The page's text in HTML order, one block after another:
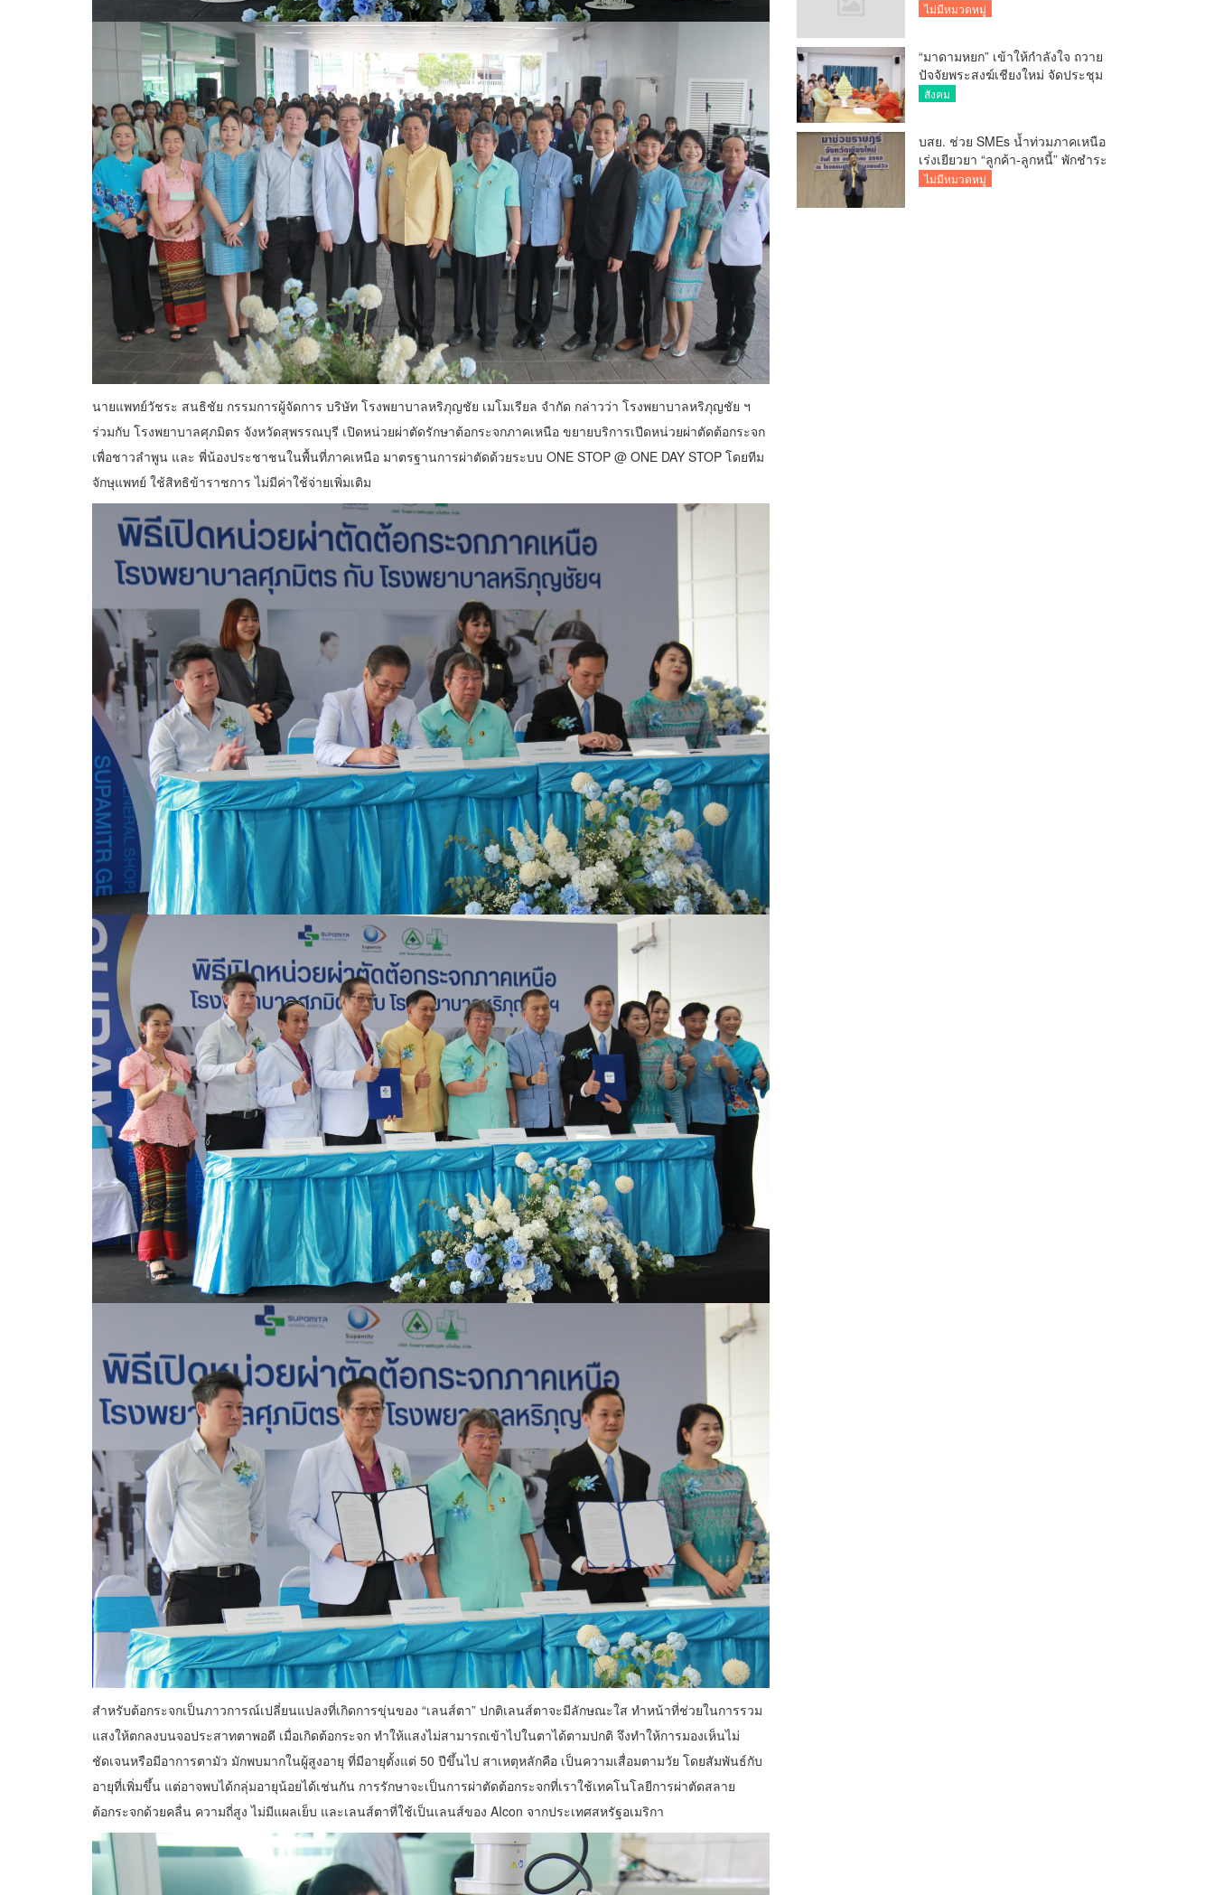
นายแพทย์วัชระ สนธิชัย กรรมการผู้จัดการ บริษัท โรงพยาบาลหริภุญชัย เมโมเรียล จำกัด กล่าวว่า โรงพยาบาลหริภุญชัย ฯ
ร่วมกับ โรงพยาบาลศุภมิตร จังหวัดสุพรรณบุรี เปิดหน่วยผ่าตัดรักษาต้อกระจกภาคเหนือ ขยายบริการเปีดหน่วยผ่าตัดต้อกระจก
เพื่อชาวลำพูน และ พี่น้องประชาชนในพื้นที่ภาคเหนือ มาตรฐานการผ่าตัดด้วยระบบ ONE STOP @ ONE DAY STOP โดยทีม
จักษุแพทย์ ใช้สิทธิข้าราชการ ไม่มีค่าใช้จ่ายเพิ่มเติม
สำหรับต้อกระจกเป็นภาวการณ์เปลี่ยนแปลงที่เกิดการขุ่นของ “เลนส์ตา” ปกติเลนส์ตาจะมีลักษณะใส ทำหน้าที่ช่วยในการรวม
แสงให้ตกลงบนจอประสาทตาพอดี เมื่อเกิดต้อกระจก ทำให้แสงไม่สามารถเข้าไปในตาได้ตามปกติ จึงทำให้การมองเห็นไม่
ชัดเจนหรือมีอาการตามัว มักพบมากในผู้สูงอายุ ที่มีอายุตั้งแต่ 50 ปีขึ้นไป สาเหตุหลักคือ เป็นความเสื่อมตามวัย โดยสัมพันธ์กับ
อายุที่เพิ่มขึ้น แต่อาจพบได้กลุ่มอายุน้อยได้เช่นกัน การรักษาจะเป็นการผ่าตัดต้อกระจกที่เราใช้เทคโนโลยีการผ่าตัดสลาย
ต้อกระจกด้วยคลื่น ความถี่สูง ไม่มีแผลเย็บ และเลนส์ตาที่ใช้เป็นเลนส์ของ AIcon จากประเทศสหรัฐอเมริกา
ไม่มีหมวดหมู่
“มาดามหยก” เข้าให้กำลังใจ ถวาย
ปัจจัยพระสงฆ์เชียงใหม่ จัดประชุม
ทำบัญชีรายรับรายจ่ายของวัด กว่า
สังคม
บสย. ช่วย SMEs น้ำท่วมภาคเหนือ
เร่งเยียวยา “ลูกค้า-ลูกหนี้” พักชำระ
ค่าธรรมเนียม-ค่างวด
ไม่มีหมวดหมู่